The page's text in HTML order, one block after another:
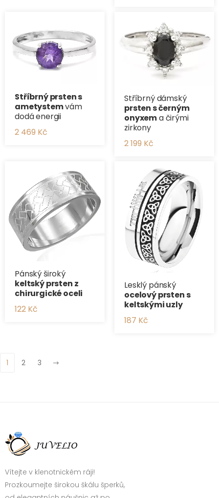
Stříbrný prsten s
ametystemvám
dodá energii
2 469 Kč
Stříbrný dámský
prsten s černým
onyxema čirými
zirkony
2 199 Kč
Pánský široký
keltský prsten z
chirurgické oceli
122 Kč
Lesklý pánský
ocelový prsten s
keltskými uzly
187 Kč
1 2 3
Vítejte v klenotnickém ráji!
Prozkoumejte širokou škálu šperků,